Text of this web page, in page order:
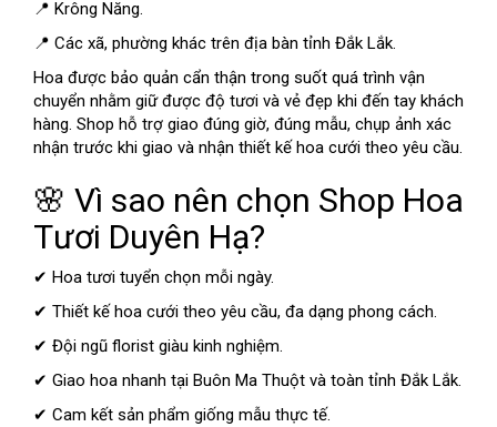
📍 Krông Năng.
📍 Các xã, phường khác trên địa bàn tỉnh Đắk Lắk.
Hoa được bảo quản cẩn thận trong suốt quá trình vận
chuyển nhằm giữ được độ tươi và vẻ đẹp khi đến tay khách
hàng. Shop hỗ trợ giao đúng giờ, đúng mẫu, chụp ảnh xác
nhận trước khi giao và nhận thiết kế hoa cưới theo yêu cầu.
🌸 Vì sao nên chọn Shop Hoa
Tươi Duyên Hạ?
✔ Hoa tươi tuyển chọn mỗi ngày.
✔ Thiết kế hoa cưới theo yêu cầu, đa dạng phong cách.
✔ Đội ngũ florist giàu kinh nghiệm.
✔ Giao hoa nhanh tại Buôn Ma Thuột và toàn tỉnh Đắk Lắk.
✔ Cam kết sản phẩm giống mẫu thực tế.